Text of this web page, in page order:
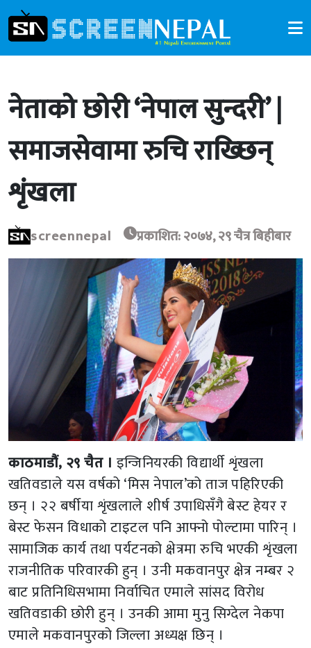
नेताको छोरी ‘नेपाल सुन्दरी’ |
समाजसेवामा रुचि राख्छिन्
शृंखला
screennepal प्रकाशित: २०७४, २९ चैत्र बिहीबार
काठमाडौं, २९ चैत । इन्जिनियरकी विद्यार्थी शृंखला
खतिवडाले यस वर्षको ‘मिस नेपाल’को ताज पहिरिएकी
छन् । २२ बर्षीया शृंखलाले शीर्ष उपाधिसँगै बेस्ट हेयर र
बेस्ट फेसन विधाको टाइटल पनि आफ्नो पोल्टामा पारिन् ।
सामाजिक कार्य तथा पर्यटनको क्षेत्रमा रुचि भएकी शृंखला
राजनीतिक परिवारकी हुन् । उनी मकवानपुर क्षेत्र नम्बर २
बाट प्रतिनिधिसभामा निर्वाचित एमाले सांसद विरोध
खतिवडाकी छोरी हुन् । उनकी आमा मुनु सिग्देल नेकपा
एमाले मकवानपुरको जिल्ला अध्यक्ष छिन् ।